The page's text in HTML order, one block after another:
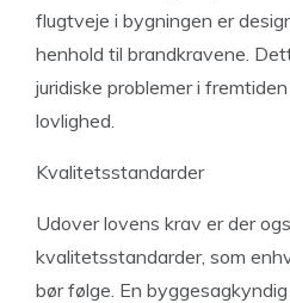
flugtveje i bygningen er
henhold til brandkravene.
juridiske problemer i
lovlighed.
Kvalitetsstandarder
Udover lovens krav er der
kvalitetsstandarder, som
bør følge. En